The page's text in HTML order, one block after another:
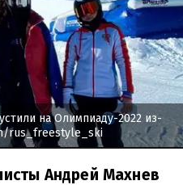
на Олимпиаду-2022 из-
rus_freestyle_ski
Андрей Махнев